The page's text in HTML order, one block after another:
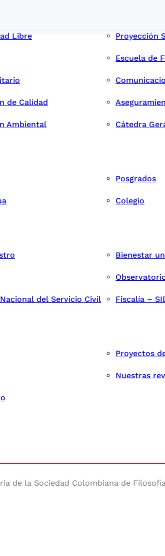
Libre Proyección
Escuela de
de Calidad
Ambiental Cátedra
Posgrados
Colegio
Bienestar
del Servicio Civil Fiscalía –
Proyectos
Nuestras
de la Sociedad Colombiana de